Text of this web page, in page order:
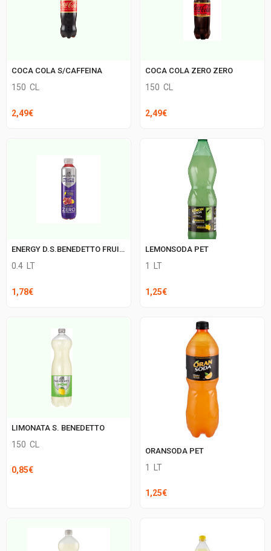
COCA COLA S/CAFFEINA
150 CL
2,49€
COCA COLA ZERO ZERO
150 CL
2,49€
ENERGY D.S.BENEDETTO FRUIT ZERO
0.4 LT
1,78€
LEMONSODA PET
1 LT
1,25€
LIMONATA S. BENEDETTO
150 CL
0,85€
ORANSODA PET
1 LT
1,25€